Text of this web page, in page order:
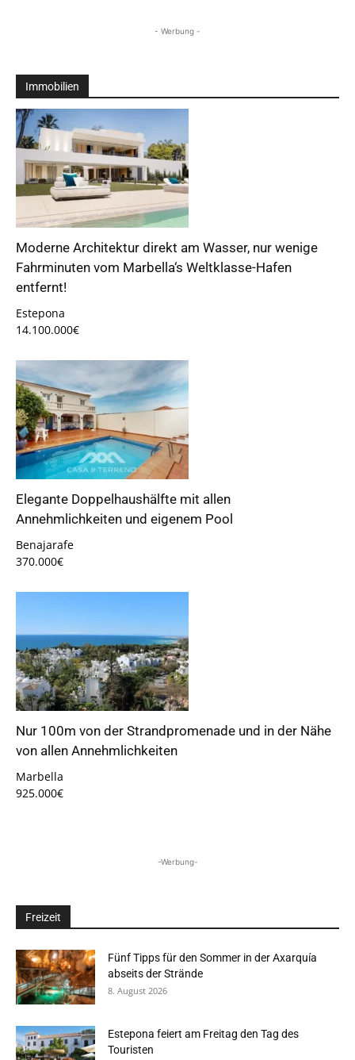
- Werbung -
Immobilien
Moderne Architektur direkt am Wasser, nur wenige
Fahrminuten vom Marbella‘s Weltklasse-Hafen
entfernt!
Estepona
14.100.000€
Elegante Doppelhaushälfte mit allen
Annehmlichkeiten und eigenem Pool
Benajarafe
370.000€
Nur 100m von der Strandpromenade und in der Nähe
von allen Annehmlichkeiten
Marbella
925.000€
-Werbung-
Freizeit
Fünf Tipps für den Sommer in der Axarquía
abseits der Strände
8. August 2026
Estepona feiert am Freitag den Tag des
Touristen